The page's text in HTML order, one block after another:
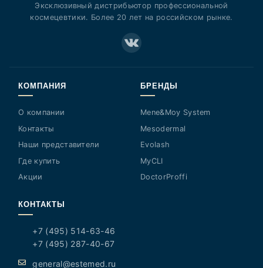
Эксклюзивный дистрибьютор профессиональной
космецевтики. Более 20 лет на российском рынке.
КОМПАНИЯ
О компании
Контакты
Наши представители
Где купить
Акции
БРЕНДЫ
Mene&Moy System
Mesodermal
Evolash
MyCLI
DoctorProffi
КОНТАКТЫ
+7 (495) 514-63-46
+7 (495) 287-40-67
general@estemed.ru